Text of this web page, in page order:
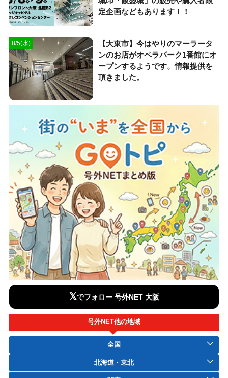
定企画などもあります！！
8/5(水)
【大東市】今はやりのマーラータ
ンのお店がオペラパーク1番館にオ
ープンするようです。情報提供を
頂きました。
𝕏でフォロー 号外NET 大阪
号外NET他の地域
全国
北海道・東北